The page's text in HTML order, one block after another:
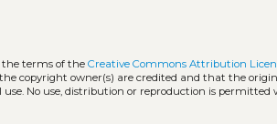
the terms of theCreative Commons Attribution
copyright owner(s) are credited and that the
No use, distribution or reproduction is permitted